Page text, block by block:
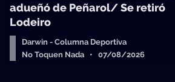
adueñó de Peñarol/ Se retiró
Lodeiro
Darwin - Columna Deportiva
No Toquen Nada • 07/08/2026